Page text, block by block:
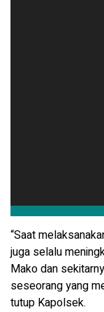
“Saat
juga selalu
Mako dan
seseorang yang
tutup Kapolsek.